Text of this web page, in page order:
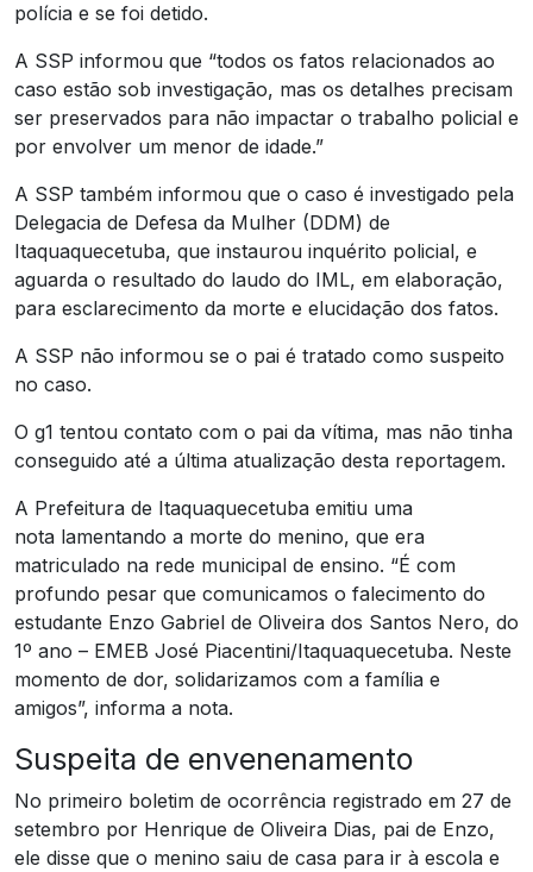
polícia e se foi detido.
A SSP informou que “todos os fatos relacionados ao
caso estão sob investigação, mas os detalhes precisam
ser preservados para não impactar o trabalho policial e
por envolver um menor de idade.”
A SSP também informou que o caso é investigado pela
Delegacia de Defesa da Mulher (DDM) de
Itaquaquecetuba, que instaurou inquérito policial, e
aguarda o resultado do laudo do IML, em elaboração,
para esclarecimento da morte e elucidação dos fatos.
A SSP não informou se o pai é tratado como suspeito
no caso.
O g1 tentou contato com o pai da vítima, mas não tinha
conseguido até a última atualização desta reportagem.
A Prefeitura de Itaquaquecetuba emitiu uma
nota lamentando a morte do menino, que era
matriculado na rede municipal de ensino. “É com
profundo pesar que comunicamos o falecimento do
estudante Enzo Gabriel de Oliveira dos Santos Nero, do
1º ano – EMEB José Piacentini/Itaquaquecetuba. Neste
momento de dor, solidarizamos com a família e
amigos”, informa a nota.
Suspeita de envenenamento
No primeiro boletim de ocorrência registrado em 27 de
setembro por Henrique de Oliveira Dias, pai de Enzo,
ele disse que o menino saiu de casa para ir à escola e